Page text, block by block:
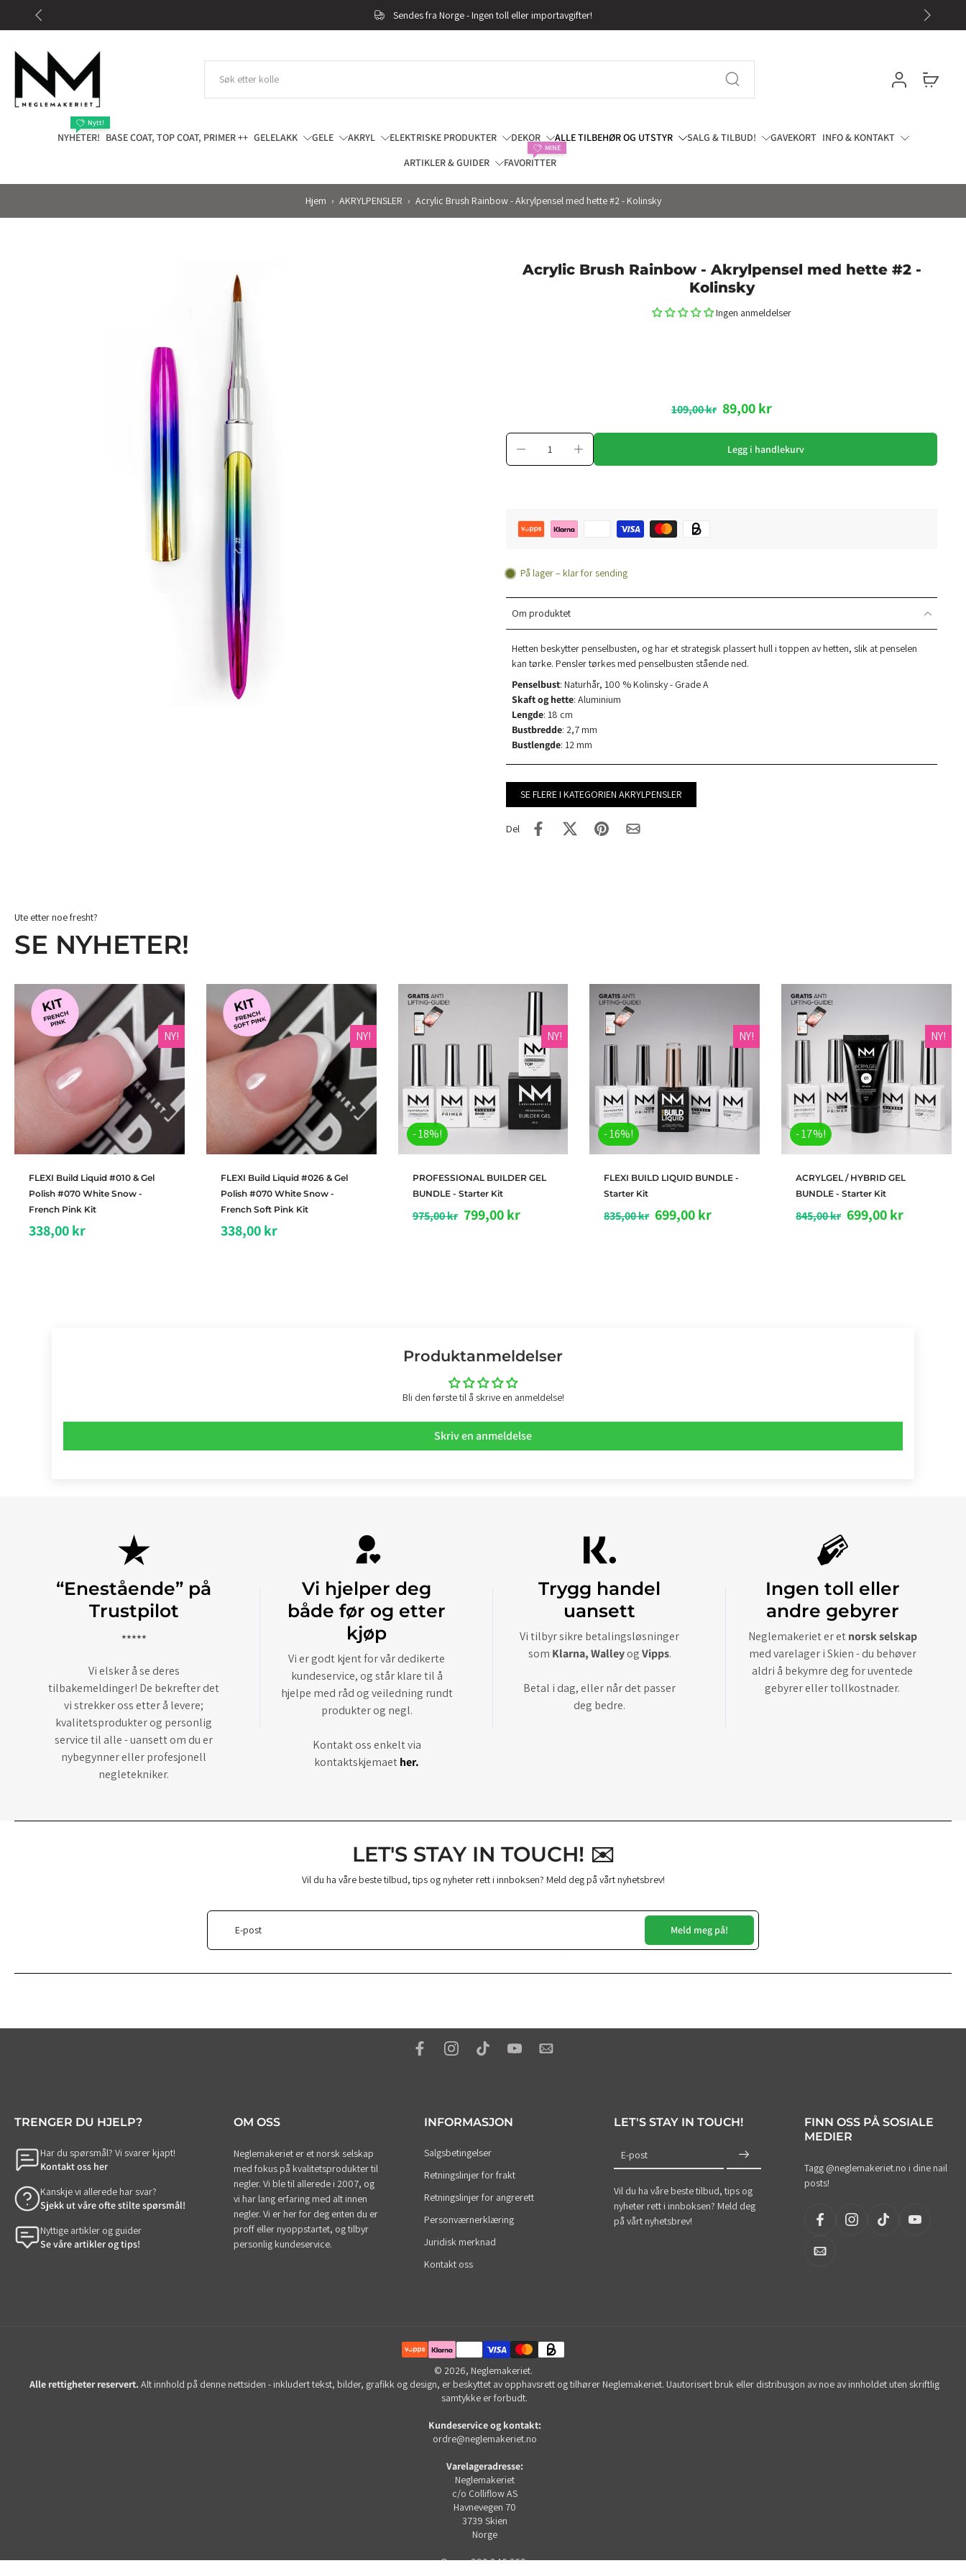
til
Sendes fra Norge - Ingen toll eller importavgifter!
NYHETER!
Nytt!
BASE COAT, TOP COAT, PRIMER ++ GELELAKK GELE AKRYL ELEKTRISKE PRODUKTER DEKOR ALLE TILBEHØR OG UTSTYR SALG & TILBUD! GAVEKORT INFO & KONTAKT
ARTIKLER & GUIDER
FAVORITTER
MINE
Hjem › AKRYLPENSLER › Acrylic Brush Rainbow - Akrylpensel med hette #2 - Kolinsky
Acrylic Brush Rainbow - Akrylpensel med hette #2 -
Kolinsky
Ingen anmeldelser
109,00 kr 89,00 kr
Legg i handlekurv
På lager – klar for sending
Om produktet
Hetten beskytter penselbusten, og har et strategisk plassert hull i toppen av hetten, slik at penselen
kan tørke. Pensler tørkes med penselbusten stående ned.
Penselbust: Naturhår, 100 % Kolinsky - Grade A
Skaft og hette: Aluminium
Lengde: 18 cm
Bustbredde: 2,7 mm
Bustlengde: 12 mm
SE FLERE I KATEGORIEN AKRYLPENSLER
Del
Ute etter noe fresht?
SE NYHETER!
Legg i handlekurv
NY!
FLEXI Build Liquid #010 & Gel
Polish #070 White Snow -
French Pink Kit
338,00 kr
Legg i handlekurv
NY!
FLEXI Build Liquid #026 & Gel
Polish #070 White Snow -
French Soft Pink Kit
338,00 kr
Legg i handlekurv
- 18%!
NY!
PROFESSIONAL BUILDER GEL
BUNDLE - Starter Kit
975,00 kr 799,00 kr
Legg i handlekurv
- 16%!
NY!
FLEXI BUILD LIQUID BUNDLE -
Starter Kit
835,00 kr 699,00 kr
Legg i handlekurv
- 17%!
NY!
ACRYLGEL / HYBRID GEL
BUNDLE - Starter Kit
845,00 kr 699,00 kr
Produktanmeldelser
Bli den første til å skrive en anmeldelse!
Skriv en anmeldelse
“Enestående” på
Trustpilot
⭑⭑⭑⭑⭑
Vi elsker å se deres
tilbakemeldinger! De bekrefter det
vi strekker oss etter å levere;
kvalitetsprodukter og personlig
service til alle - uansett om du er
nybegynner eller profesjonell
negletekniker.
Vi hjelper deg
både før og etter
kjøp
Vi er godt kjent for vår dedikerte
kundeservice, og står klare til å
hjelpe med råd og veiledning rundt
produkter og negl.
Kontakt oss enkelt via
kontaktskjemaether.
Trygg handel
uansett
Vi tilbyr sikre betalingsløsninger
som Klarna, WalleyogVipps.
Betal i dag, eller når det passer
deg bedre.
Ingen toll eller
andre gebyrer
Neglemakeriet er etnorsk selskap
med varelager i Skien - du behøver
aldri å bekymre deg for uventede
gebyrer eller tollkostnader.
LET'S STAY IN TOUCH! ✉️
Vil du ha våre beste tilbud, tips og nyheter rett i innboksen? Meld deg på vårt nyhetsbrev!
E-post Meld meg på!
TRENGER DU HJELP?
Har du spørsmål? Vi svarer kjapt!
Kontakt oss her
Kanskje vi allerede har svar?
Sjekk ut våre ofte stilte spørsmål!
Nyttige artikler og guider
Se våre artikler og tips!
OM OSS
Neglemakeriet er et norsk selskap
med fokus på kvalitetsprodukter til
negler. Vi ble til allerede i 2007, og
vi har lang erfaring med alt innen
negler. Vi er her for deg enten du er
proff eller nyoppstartet, og tilbyr
personlig kundeservice.
INFORMASJON
Salgsbetingelser
Retningslinjer for frakt
Retningslinjer for angrerett
Personværnerklæring
Juridisk merknad
Kontakt oss
LET'S STAY IN TOUCH!
E-post
Vil du ha våre beste tilbud, tips og
nyheter rett i innboksen? Meld deg
på vårt nyhetsbrev!
FINN OSS PÅ SOSIALE
MEDIER
Tagg @neglemakeriet.no i dine nail
posts!
© 2026, Neglemakeriet.
Alle rettigheter reservert. Alt innhold på denne nettsiden - inkludert tekst, bilder, grafikk og design, er beskyttet av opphavsrett og tilhører Neglemakeriet. Uautorisert bruk eller distribusjon av noe av innholdet uten skriftlig
samtykke er forbudt.
Kundeservice og kontakt:
ordre@neglemakeriet.no
Varelageradresse:
Neglemakeriet
c/o Colliflow AS
Havnevegen 70
3739 Skien
Norge
Org nr. 990 840 369.